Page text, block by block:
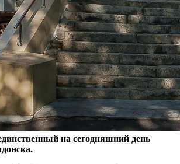
на сегодняшний день